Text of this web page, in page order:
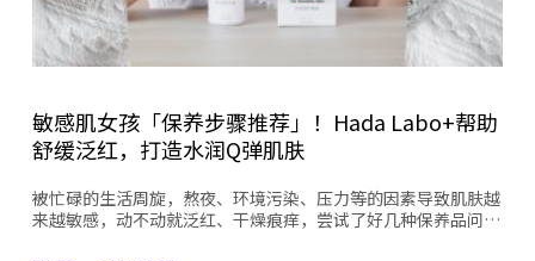
敏感肌女孩「保养步骤推荐」！Hada Labo+帮助
舒缓泛红，打造水润Q弹肌肤
被忙碌的生活周旋，熬夜、环境污染、压力等的因素导致肌肤越
来越敏感，动不动就泛红、干燥痕痒，尝试了好几种保养品问…